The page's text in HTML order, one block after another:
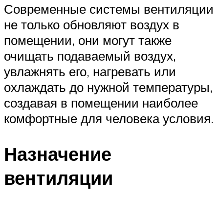
Современные системы вентиляции
не только обновляют воздух в
помещении, они могут также
очищать подаваемый воздух,
увлажнять его, нагревать или
охлаждать до нужной температуры,
создавая в помещении наиболее
комфортные для человека условия.
Назначение
вентиляции